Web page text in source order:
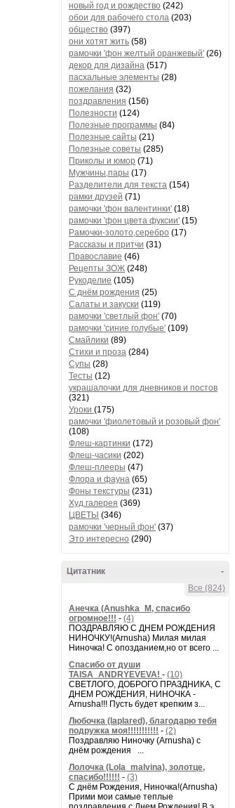
новый год и рождество (242)
обои для рабочего стола (203)
общество (397)
они хотят жить (58)
рамочки 'фон желтый оранжевый' (26)
декор для дизайна (517)
пасхальные элементы (28)
пожелания (32)
поздравления (156)
Полезности (124)
Полезные программы (84)
Полезные сайты (21)
Полезные советы (285)
Приколы и юмор (71)
Мужчины,пары (17)
Разделители для текста (154)
рамки друзей (71)
рамочки 'фон валентинки' (18)
рамочки 'фон цвета фуксии' (15)
Рамочки-золото,серебро (17)
Рассказы и притчи (31)
Православие (46)
Рецепты ЗОЖ (248)
Рукоделие (105)
С днём рождения (25)
Салаты и закуски (119)
рамочки 'светлый фон' (70)
рамочки 'синие голубые' (109)
Смайлики (89)
Стихи и проза (284)
Супы (28)
Тесты (12)
украшалочки для дневников и постов
(321)
Уроки (175)
рамочки 'фиолетовый и розовый фон'
(108)
Флеш-картинки (172)
Флеш-часики (202)
Флеш-плееры (47)
Флора и фауна (65)
Фоны текстуры (231)
Худ.галерея (369)
ЦВЕТЫ (346)
рамочки 'черный фон' (37)
Это интересно (290)
-
Цитатник
Все (824)
Анечка (Anushka_M, спасибо
огромное!!! - (4)
ПОЗДРАВЛЯЮ С ДНЕМ РОЖДЕНИЯ
НИНОЧКУ!(Arnusha) Милая милая
Ниночка! С опозданием,но от всего ...
Спасибо от души
TAISA_ANDRYEVEVA! - (10)
СВЕТЛОГО, ДОБРОГО ПРАЗДНИКА, С
ДНЕМ РОЖДЕНИЯ, НИНОЧКА -
Arnusha!!! Пусть будет крепким з...
Любочка (laplared), благодарю тебя
подружка моя!!!!!!!!!!! - (2)
Поздравляю Ниночку (Arnusha) с
днём рождения ...
Лолочка (Lola_malvina), золотце,
спасибо!!!!!! - (3)
С днём Рождения, Ниночка!(Аrnusha)
Прими мои самые теплые